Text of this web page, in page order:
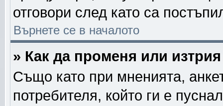
отговори след като са
Върнете се в началото
» Как да променя или изтрия
Също като при мненията,
потребителя, който ги е